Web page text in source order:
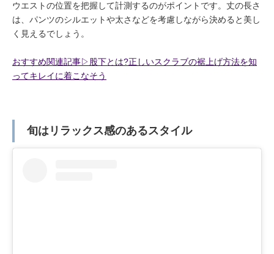
ウエストの位置を把握して計測するのがポイントです。丈の長さ
は、パンツのシルエットや太さなどを考慮しながら決めると美し
く見えるでしょう。
おすすめ関連記事▷股下とは?正しいスクラブの裾上げ方法を知
ってキレイに着こなそう
旬はリラックス感のあるスタイル